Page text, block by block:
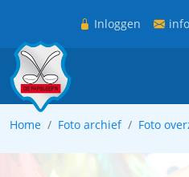
Inloggen
Kruimelpad
Home Foto archief Foto